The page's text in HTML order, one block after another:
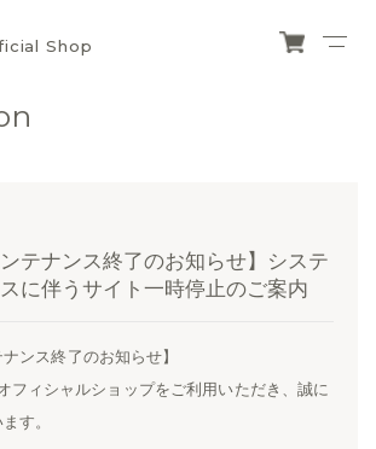
Shop
ンテナンス終了のお知らせ】システ
に伴うサイト一時停止のご案内
ンス終了のお知らせ】
フィシャルショップをご利用いただき、誠に
す。